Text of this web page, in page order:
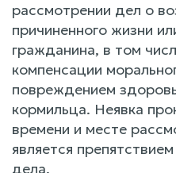
рассмотрении дел о
причиненного жизни
гражданина, в том
компенсации
повреждением
кормильца. Неявка
времени и месте
является
дела.